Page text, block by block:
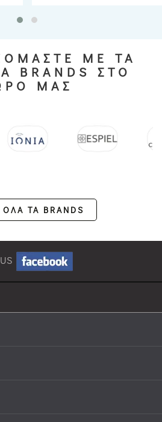
ΜΕ ΤΑ
BRANDS ΣΤΟ
ΜΑΣ
ΟΛΑ ΤΑ BRANDS